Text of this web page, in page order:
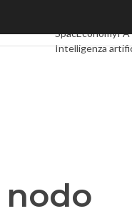
SpacEconomy
Intelligenza